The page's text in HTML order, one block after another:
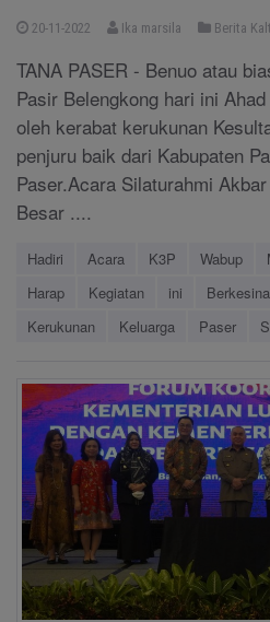
20-11-2022 Ika marsila Berita
TANA PASER - Benuo atau
Pasir Belengkong hari ini
oleh kerabat kerukunan
penjuru baik dari Kabupaten
Paser.Acara Silaturahmi
Besar ....
Hadiri Acara K3P Wabup
Harap
Kegiatan ini
Kerukunan
Keluarga Paser